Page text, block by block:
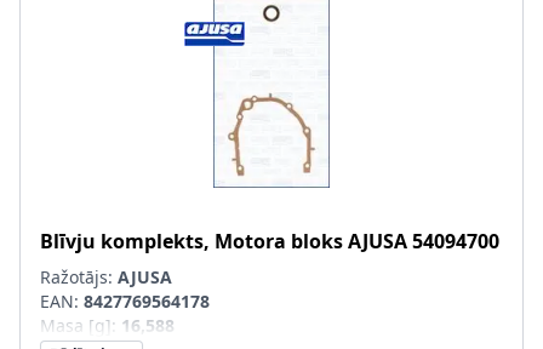
Blīvju komplekts, Motora bloksAJUSA54094700
Ražotājs: AJUSA
EAN: 8427769564178
Masa [g]: 16,588